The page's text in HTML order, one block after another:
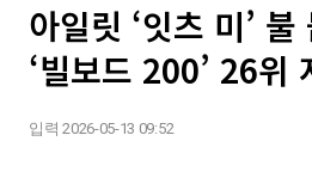
아일릿 ‘잇츠 미’
‘빌보드 200’ 26위
입력 2026-05-13 09:52